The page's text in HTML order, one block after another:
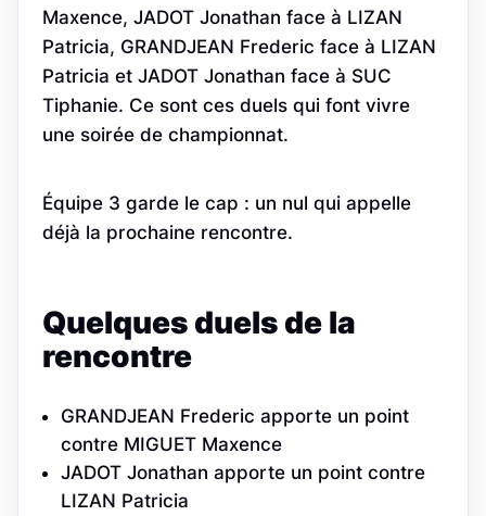
Maxence, JADOT Jonathan face à LIZAN
Patricia, GRANDJEAN Frederic face à LIZAN
Patricia et JADOT Jonathan face à SUC
Tiphanie. Ce sont ces duels qui font vivre
une soirée de championnat.
Équipe 3 garde le cap : un nul qui appelle
déjà la prochaine rencontre.
Quelques duels de la
rencontre
GRANDJEAN Frederic apporte un point
contre MIGUET Maxence
JADOT Jonathan apporte un point contre
LIZAN Patricia